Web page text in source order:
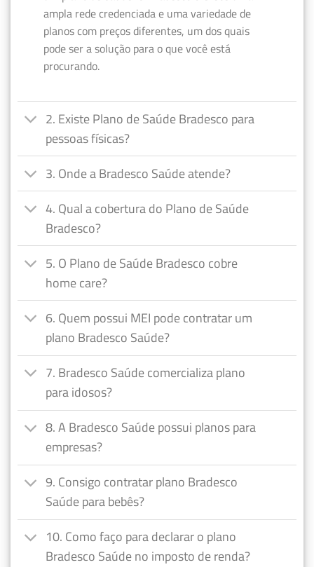
ampla rede credenciada e uma variedade de
planos com preços diferentes, um dos quais
pode ser a solução para o que você está
procurando.
2. Existe Plano de Saúde Bradesco para
pessoas físicas?
3. Onde a Bradesco Saúde atende?
4. Qual a cobertura do Plano de Saúde
Bradesco?
5. O Plano de Saúde Bradesco cobre
home care?
6. Quem possui MEI pode contratar um
plano Bradesco Saúde?
7. Bradesco Saúde comercializa plano
para idosos?
8. A Bradesco Saúde possui planos para
empresas?
9. Consigo contratar plano Bradesco
Saúde para bebês?
10. Como faço para declarar o plano
Bradesco Saúde no imposto de renda?